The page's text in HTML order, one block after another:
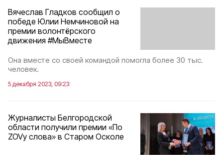
Вячеслав Гладков сообщил о
победе Юлии Немчиновой на
премии волонтёрского
движения #МыВместе
Она вместе со своей командой помогла более 30 тыс.
человек.
5 декабря 2023, 09:23
Журналисты Белгородской
области получили премии «По
ZOVу слова» в Старом Осколе